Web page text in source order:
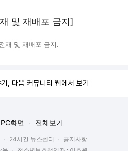
및 재배포 금지]
재 및 재배포 금지.
, 다음 커뮤니티 웹에서 보기
PC화면 전체보기
24시간 뉴스센터
공지사항